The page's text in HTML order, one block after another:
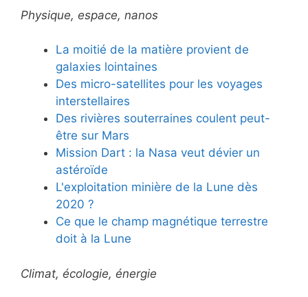
Physique, espace, nanos
La moitié de la matière provient de
galaxies lointaines
Des micro-satellites pour les voyages
interstellaires
Des rivières souterraines coulent peut-
être sur Mars
Mission Dart : la Nasa veut dévier un
astéroïde
L'exploitation minière de la Lune dès
2020 ?
Ce que le champ magnétique terrestre
doit à la Lune
Climat, écologie, énergie